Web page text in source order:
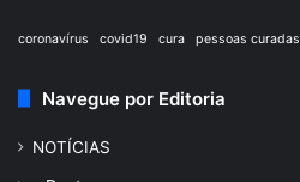
coronavírus covid19 cura pessoas curadas
Navegue por Editoria
NOTÍCIAS